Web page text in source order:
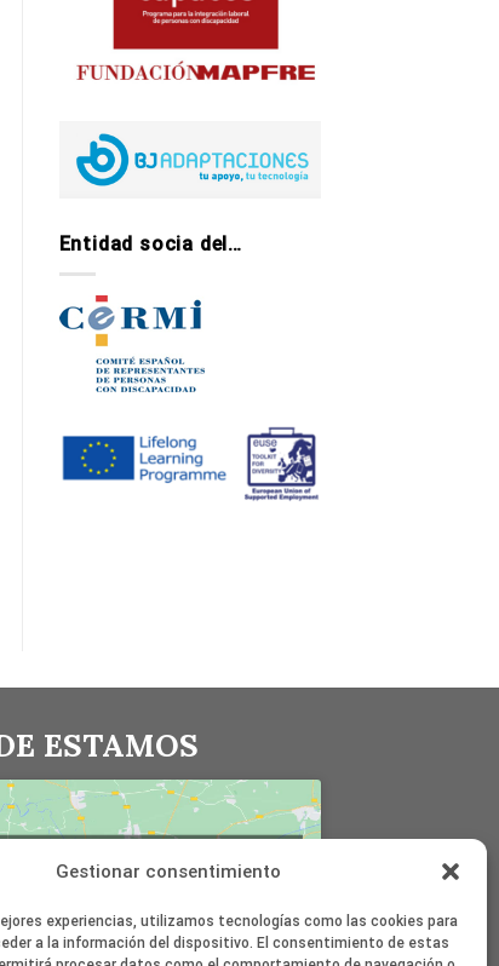
Gestionar consentimiento
experiencias, utilizamos tecnologías como las cookies para
a la información del dispositivo. El consentimiento de estas
Entidad socia del…
ESTAMOS
clic en «Estoy de acuerdo» para
Política de cookies